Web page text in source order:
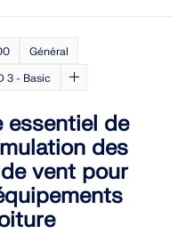
Général
3 - Basic
essentiel de
des
vent pour